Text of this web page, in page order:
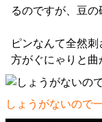
るのですが、豆の
ピンなんて全然
方がぐにゃりと曲
しょうがないので